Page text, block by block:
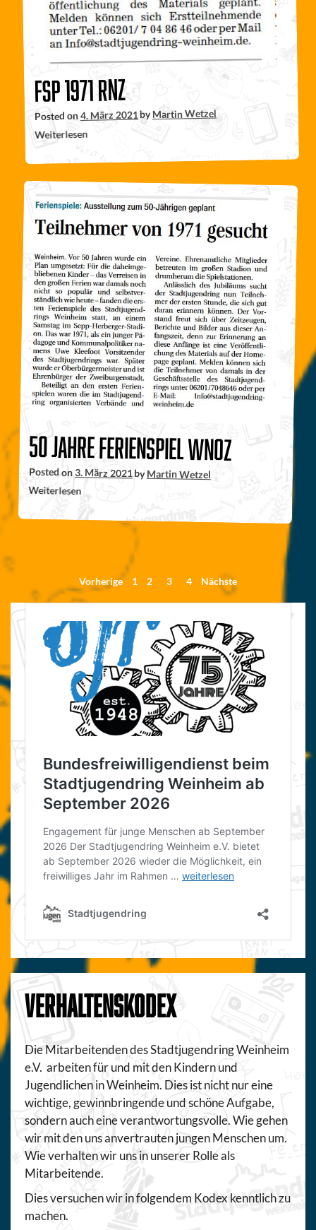
FSP 1971 RNZ
Posted on4. März 2021byMartin Wetzel
Weiterlesen
50 Jahre Ferienspiel WNOZ
Posted on3. März 2021 byMartin Wetzel
Weiterlesen
Seitennummerierung
der
Beiträge
Vorherige 1 2 3 4 Nächste
VERHALTENSKODEX
Die Mitarbeitenden des Stadtjugendring Weinheim
e.V. arbeiten für und mit den Kindern und
Jugendlichen in Weinheim. Dies ist nicht nur eine
wichtige, gewinnbringende und schöne Aufgabe,
sondern auch eine verantwortungsvolle. Wie gehen
wir mit den uns anvertrauten jungen Menschen um.
Wie verhalten wir uns in unserer Rolle als
Mitarbeitende.
Dies versuchen wir in folgendem Kodex kenntlich zu
machen.